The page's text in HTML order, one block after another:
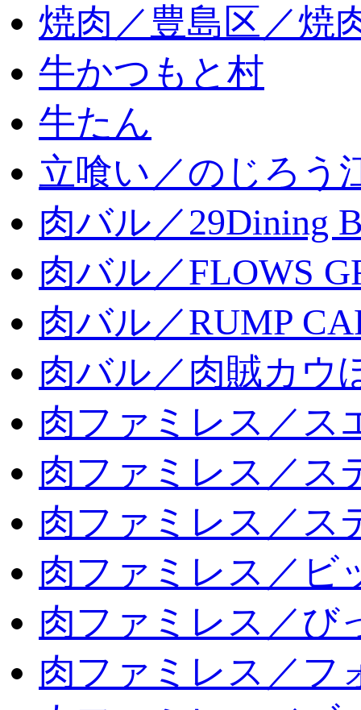
焼肉／豊島区／焼
牛かつもと村
牛たん
立喰い／のじろう
肉バル／29Dining
肉バル／FLOWS
肉バル／RUMP
肉バル／肉賊カウ
肉ファミレス／ス
肉ファミレス／ス
肉ファミレス／ス
肉ファミレス／ビ
肉ファミレス／び
肉ファミレス／フ